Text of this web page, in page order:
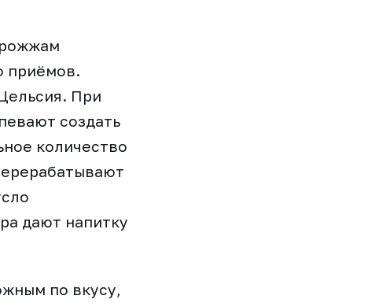
приёмов.
При
создать
количество
дают напитку
по вкусу,